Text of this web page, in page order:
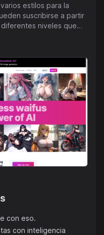
estilos para la
suscribirse a partir
niveles que
calidad de imagen,
y no requiere
pueden cancelar
y tienen acceso a
se proporcionan en
frecuentes, términos
Tanto los planes
ofrecen diferentes
adaptándose a una
usuarios.
con eso.
con inteligencia